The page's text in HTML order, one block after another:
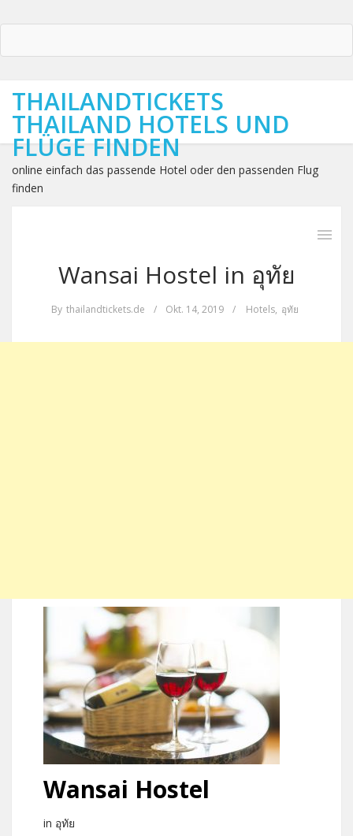
THAILANDTICKETS
THAILAND HOTELS UND
FLÜGE FINDEN
online einfach das passende Hotel oder den passenden Flug
finden
Wansai Hostel in อุทัย
By thailandtickets.de / Okt. 14, 2019 / Hotels, อุทัย
Wansai Hostel
in อุทัย